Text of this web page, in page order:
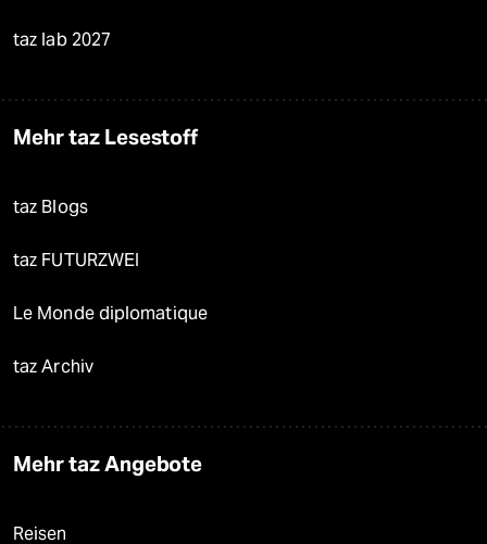
taz lab 2027
Mehr taz Lesestoff
taz Blogs
taz FUTURZWEI
Le Monde diplomatique
taz Archiv
Mehr taz Angebote
Reisen